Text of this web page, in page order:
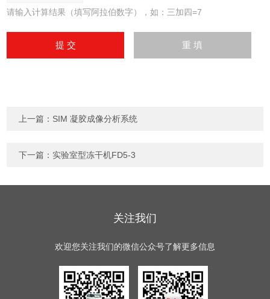
请输入计算结果（填写阿拉伯数字），如：三加四=7
上一篇： SIM 凝胶成像分析系统
下一篇： 实验室型冻干机FD5-3
关注我们
欢迎您关注我们的微信公众号了解更多信息